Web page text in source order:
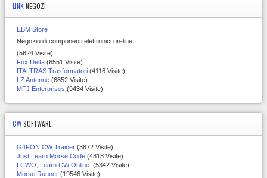
LINK NEGOZI
EBM Store
Negozio di componenti elettronici on-line.
(5624 Visite)
Fox Delta (6551 Visite)
ITALTRAS Trasformatori (4116 Visite)
LZ Antenne (6852 Visite)
MFJ Enterprises (9434 Visite)
CWSOFTWARE
G4FON CW Trainer (3872 Visite)
Just Learn Morse Code (4818 Visite)
LCWO, Learn CW Online. (5342 Visite)
Morse Runner (19546 Visite)